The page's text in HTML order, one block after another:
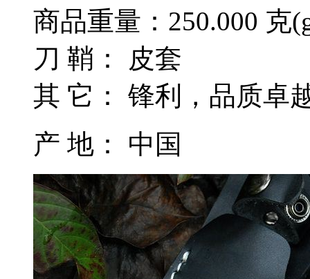
商品重量：250.000 克
刀 鞘： 皮套
其 它： 锋利，品质卓
产 地： 中国